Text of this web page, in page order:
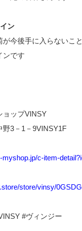
ン
今後手に入らないこ
ンです
ョップVINSY
3－1－9VINSY1F
c-item-
store/vinsy/
#ヴィンジー